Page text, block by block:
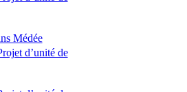
Médée
d’unité de